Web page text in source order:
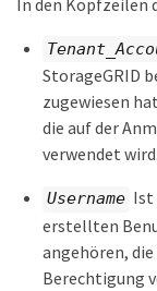
StorageGRID
zugewiesen
die auf der
verwendet wird.
Username Ist
erstellten
angehören,
Berechtigung